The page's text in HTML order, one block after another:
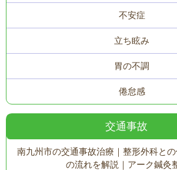
不安症
立ち眩み
胃の不調
倦怠感
交通事故
南九州市の交通事故治療｜整形外科と
の流れを解説｜アーク鍼灸